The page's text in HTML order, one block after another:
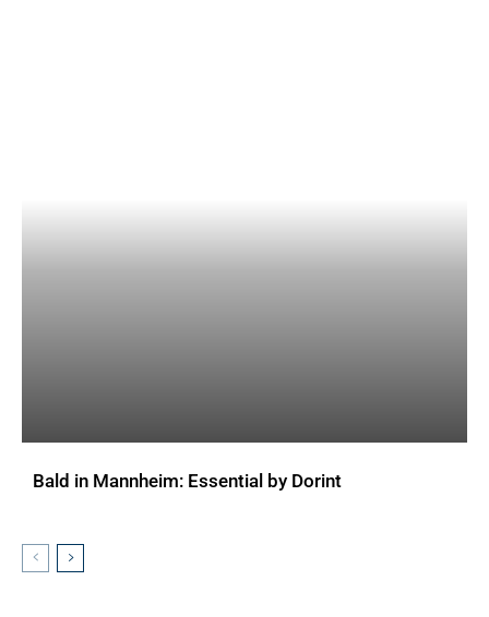
Bald in Mannheim: Essential by Dorint